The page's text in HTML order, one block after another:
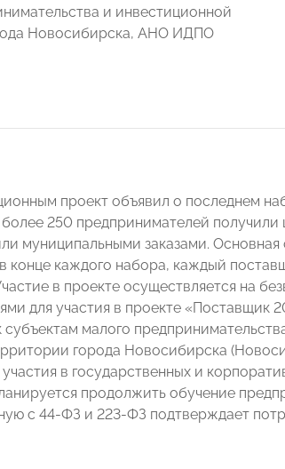
и инвестиционной
Новосибирска, АНО ИДПО
проект объявил о последнем
250 предпринимателей
муниципальными заказами.
в конце каждого набора, каждый
в проекте осуществляется на
для участия в проекте «Поставщик
малого
города Новосибирска
в государственных и
продолжить обучение
с 44-ФЗ и 223-ФЗ подтверждает